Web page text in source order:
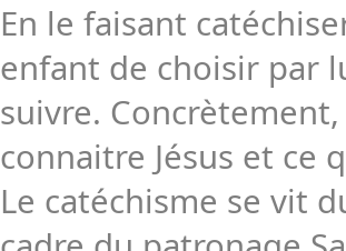
En le faisant
enfant de choisir par
suivre.
connaitre Jésus et ce
Le catéchisme se vit